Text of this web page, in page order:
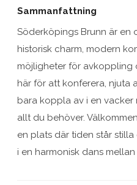
Sammanfattning
Söderköpings Brunn är en
historisk charm, modern
möjligheter för avkoppling
här för att konferera, njuta
bara koppla av i en vacker
allt du behöver.
en plats där tiden står
i en harmonisk dans